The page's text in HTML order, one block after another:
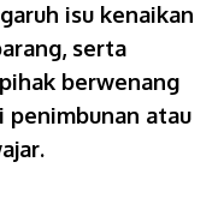
isu kenaikan
serta
berwenang
penimbunan atau